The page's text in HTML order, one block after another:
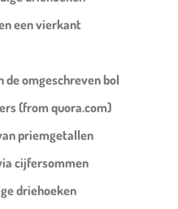
een vierkant
de omgeschreven bol
(from quora.com)
priemgetallen
cijfersommen
driehoeken